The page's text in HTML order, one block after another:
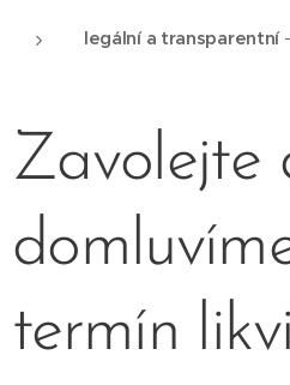
legální a transparentní
Zavolejte
termín